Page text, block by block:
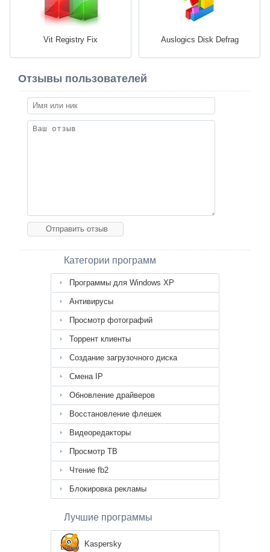
Vit Registry Fix Auslogics Disk Defrag
Отзывы пользователей
Категории программ
Программы для Windows XP
Антивирусы
Просмотр фотографий
Торрент клиенты
Создание загрузочного диска
Смена IP
Обновление драйверов
Восстановление флешек
Видеоредакторы
Просмотр ТВ
Чтение fb2
Блокировка рекламы
Лучшие программы
Kaspersky